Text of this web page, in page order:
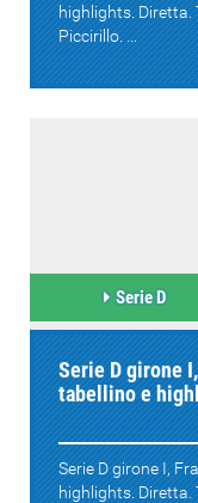
highlights. Diretta.
Piccirillo. ...
Serie D
Serie D girone
tabellino e
Serie D girone I,
highlights. Diretta.